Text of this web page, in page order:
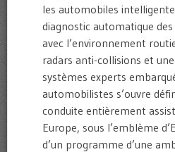
les automobiles
diagnostic automatique
avec l’environnement
radars anti-collisions et
systèmes experts
automobilistes s’ouvre
conduite entièrement
Europe, sous l’emblème
d’un programme d’une